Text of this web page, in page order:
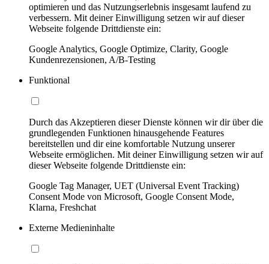
optimieren und das Nutzungserlebnis insgesamt laufend zu
verbessern. Mit deiner Einwilligung setzen wir auf dieser
Webseite folgende Drittdienste ein:
Google Analytics, Google Optimize, Clarity, Google
Kundenrezensionen, A/B-Testing
Funktional
Durch das Akzeptieren dieser Dienste können wir dir über die
grundlegenden Funktionen hinausgehende Features
bereitstellen und dir eine komfortable Nutzung unserer
Webseite ermöglichen. Mit deiner Einwilligung setzen wir auf
dieser Webseite folgende Drittdienste ein:
Google Tag Manager, UET (Universal Event Tracking)
Consent Mode von Microsoft, Google Consent Mode,
Klarna, Freshchat
Externe Medieninhalte